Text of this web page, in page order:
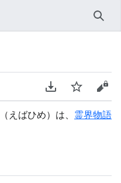
検索
PDFをダウンロ
ウォッチソ
（えばひめ）は、 霊界物語